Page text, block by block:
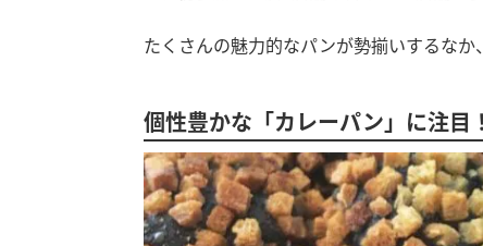
たくさんの魅力的なパンが勢揃いするなか
個性豊かな「カレーパン」に注目！